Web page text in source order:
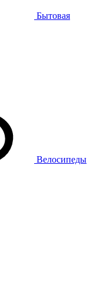
Бытовая
Велосипеды